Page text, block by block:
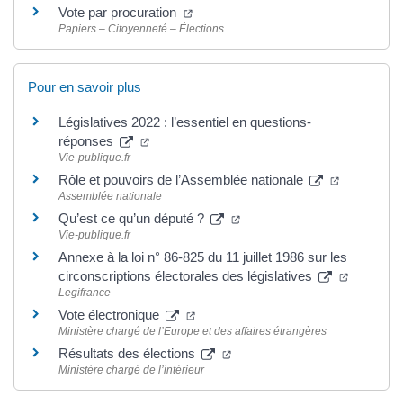
Vote par procuration
Papiers – Citoyenneté – Élections
Pour en savoir plus
Législatives 2022 : l’essentiel en questions-
réponses
Vie-publique.fr
Rôle et pouvoirs de l’Assemblée nationale
Assemblée nationale
Qu’est ce qu’un député ?
Vie-publique.fr
Annexe à la loi n° 86-825 du 11 juillet 1986 sur les
circonscriptions électorales des législatives
Legifrance
Vote électronique
Ministère chargé de l’Europe et des affaires étrangères
Résultats des élections
Ministère chargé de l’intérieur